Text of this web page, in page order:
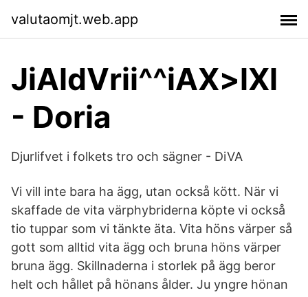
valutaomjt.web.app
JiAldVrii^^iAX>lXl
- Doria
Djurlifvet i folkets tro och sägner - DiVA
Vi vill inte bara ha ägg, utan också kött. När vi
skaffade de vita värphybriderna köpte vi också
tio tuppar som vi tänkte äta. Vita höns värper så
gott som alltid vita ägg och bruna höns värper
bruna ägg. Skillnaderna i storlek på ägg beror
helt och hållet på hönans ålder. Ju yngre hönan